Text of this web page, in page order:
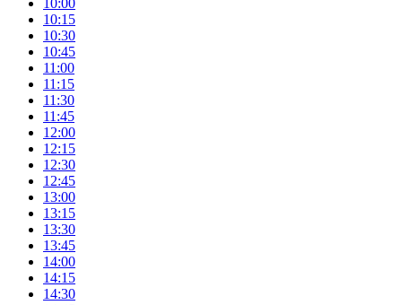
10:15
10:30
10:45
11:00
11:15
11:30
11:45
12:00
12:15
12:30
12:45
13:00
13:15
13:30
13:45
14:00
14:15
14:30